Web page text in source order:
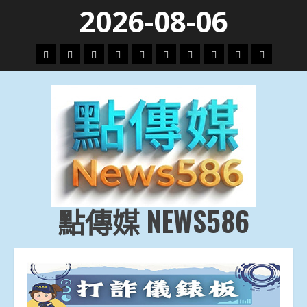
content
2026-08-06
頭
條
財
經
地
方.
會
文
教.
技
專
題
娛
樂
劇
政
治
國
際
運
動
生
活
點傳媒 NEWS586